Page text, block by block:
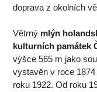
doprava z okolních
Větrný mlýn
kulturních památek
výšce 565 m jako
vystavěn v roce
roku 1922. Od roku